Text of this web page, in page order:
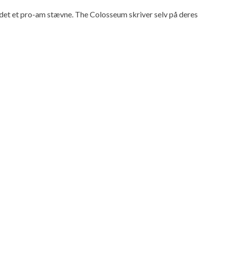
et pro-am stævne. The Colosseum skriver selv på deres